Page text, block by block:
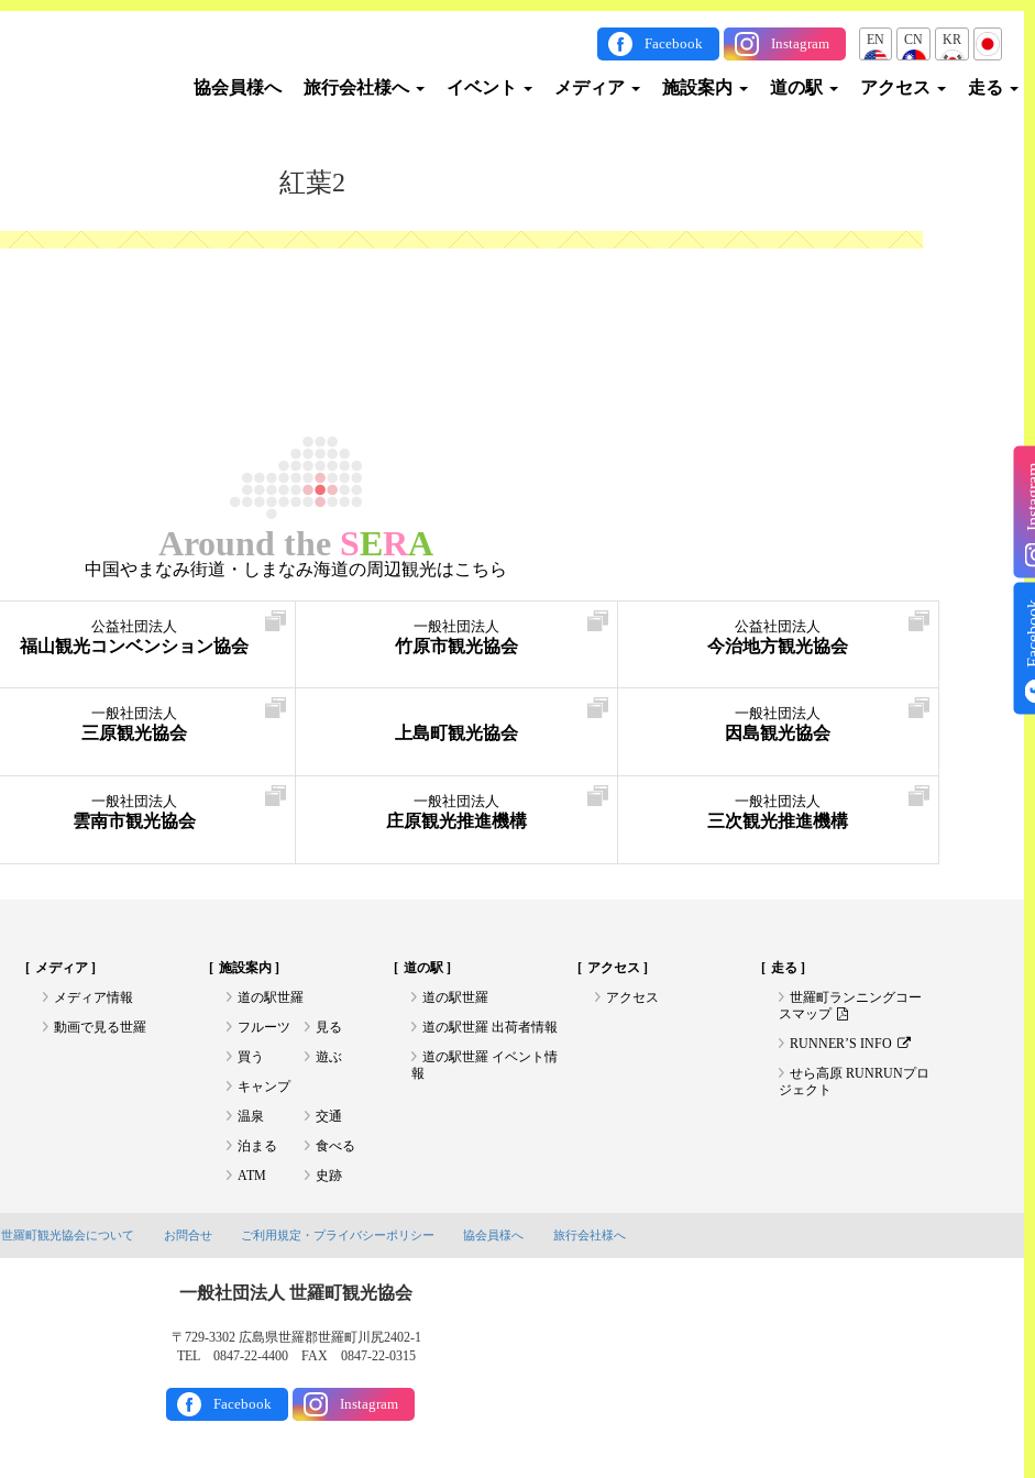
Facebook Instagram EN CN KR JP
協会員様へ 旅行会社様へ イベント メディア 施設案内 道の駅 アクセス 走る
紅葉2
Around the SERA
中国やまなみ街道・しまなみ海道の周辺観光はこちら
公益社団法人
福山観光コンベンション協会
一般社団法人
竹原市観光協会
公益社団法人
今治地方観光協会
一般社団法人
三原観光協会 上島町観光協会
一般社団法人
因島観光協会
一般社団法人
雲南市観光協会
一般社団法人
庄原観光推進機構
一般社団法人
三次観光推進機構
メディア
メディア情報
動画で見る世羅
施設案内
道の駅世羅
フルーツ
見る
買う
遊ぶ
キャンプ
温泉
交通
泊まる
食べる
ATM
史跡
道の駅
道の駅世羅
道の駅世羅 出荷者情報
道の駅世羅 イベント情
報
アクセス
アクセス
走る
世羅町ランニングコー
スマップ
RUNNER’S INFO
せら高原 RUNRUNプロ
ジェクト
世羅町観光協会について お問合せ ご利用規定・プライバシーポリシー 協会員様へ 旅行会社様へ
一般社団法人 世羅町観光協会
〒729-3302 広島県世羅郡世羅町川尻2402-1
TEL 0847-22-4400 FAX 0847-22-0315
Facebook Instagram